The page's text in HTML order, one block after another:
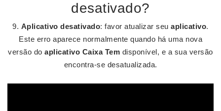
desativado?
9. Aplicativo desativado: favor atualizar seuaplicativo.
Este erro aparece normalmente quando há uma nova
versão doaplicativo Caixa Tem disponível, e a sua versão
encontra-se desatualizada.